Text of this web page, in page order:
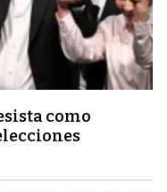
como